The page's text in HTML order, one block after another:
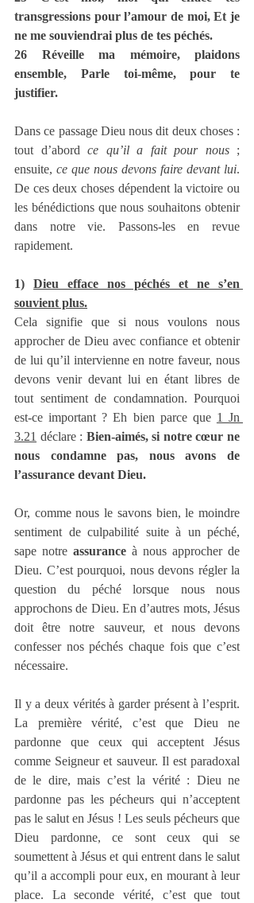
transgressions pour l’amour de moi, Et je
ne me souviendrai plus de tes péchés.
26 Réveille ma mémoire, plaidons
ensemble, Parle toi-même, pour te
justifier.
Dans ce passage Dieu nous dit deux choses :
tout d’abord ce qu’il a fait pour nous ;
ensuite, ce que nous devons faire devant lui.
De ces deux choses dépendent la victoire ou
les bénédictions que nous souhaitons obtenir
dans notre vie. Passons-les en revue
rapidement.
1) Dieu efface nos péchés et ne s’en
souvient plus.
Cela signifie que si nous voulons nous
approcher de Dieu avec confiance et obtenir
de lui qu’il intervienne en notre faveur, nous
devons venir devant lui en étant libres de
tout sentiment de condamnation. Pourquoi
est-ce important ? Eh bien parce que 1 Jn
3.21 déclare : Bien-aimés, si notre cœur ne
nous condamne pas, nous avons de
l’assurance devant Dieu.
Or, comme nous le savons bien, le moindre
sentiment de culpabilité suite à un péché,
sape notre assurance à nous approcher de
Dieu. C’est pourquoi, nous devons régler la
question du péché lorsque nous nous
approchons de Dieu. En d’autres mots, Jésus
doit être notre sauveur, et nous devons
confesser nos péchés chaque fois que c’est
nécessaire.
Il y a deux vérités à garder présent à l’esprit.
La première vérité, c’est que Dieu ne
pardonne que ceux qui acceptent Jésus
comme Seigneur et sauveur. Il est paradoxal
de le dire, mais c’est la vérité : Dieu ne
pardonne pas les pécheurs qui n’acceptent
pas le salut en Jésus ! Les seuls pécheurs que
Dieu pardonne, ce sont ceux qui se
soumettent à Jésus et qui entrent dans le salut
qu’il a accompli pour eux, en mourant à leur
place. La seconde vérité, c’est que tout